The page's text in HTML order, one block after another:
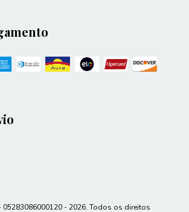
- 2026. Todos os direitos